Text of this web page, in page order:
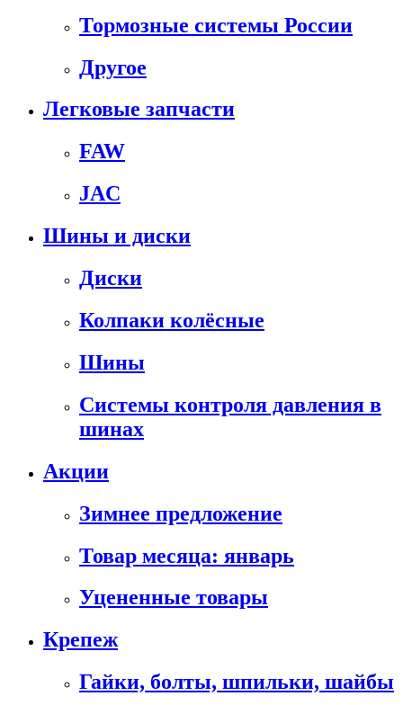
Тормозные системы России
Другое
Легковые запчасти
FAW
JAC
Шины и диски
Диски
Колпаки колёсные
Шины
Системы контроля давления в
шинах
Акции
Зимнее предложение
Товар месяца: январь
Уцененные товары
Крепеж
Гайки, болты, шпильки, шайбы